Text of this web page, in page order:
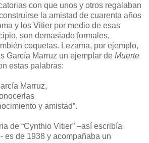
con que unos y otros regalaban
la amistad de cuarenta años
y los Vitier por medio de esas
son demasiado formales,
coquetas. Lezama, por ejemplo,
García Marruz un ejemplar de Muerte
estas palabras:
Marruz,
y amistad”.
de “Cynthio Vitier” –así escribía
es de 1938 y acompañaba un